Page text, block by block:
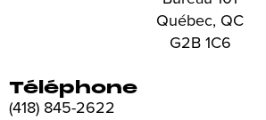
Québec, QC
G2B 1C6
Téléphone
(418) 845-2622